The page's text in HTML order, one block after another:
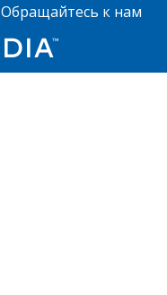
Обращайтесь к нам